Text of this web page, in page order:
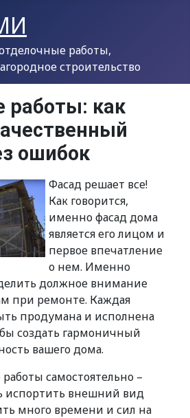
работы,
строительство
как
ошибок
Фасад решает все!
Как говорится,
именно фасад дома
является его лицом и
первое впечатление
о нем. Именно
должное внимание
при ремонте. Каждая
продумана и исполнена
создать гармоничный
вашего дома.
самостоятельно –
испортить внешний вид
много времени и сил на